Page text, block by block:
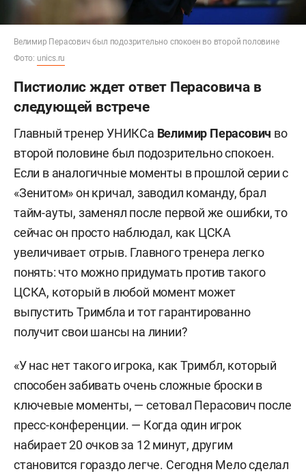
Велимир Перасович был подозрительно спокоен во второй половине
Фото: unics.ru
Пистиолис ждет ответ Перасовича в
следующей встрече
Главный тренер УНИКСа Велимир Перасович во
второй половине был подозрительно спокоен.
Если в аналогичные моменты в прошлой серии с
«Зенитом» он кричал, заводил команду, брал
тайм-ауты, заменял после первой же ошибки, то
сейчас он просто наблюдал, как ЦСКА
увеличивает отрыв. Главного тренера легко
понять: что можно придумать против такого
ЦСКА, который в любой момент может
выпустить Тримбла и тот гарантированно
получит свои шансы на линии?
«У нас нет такого игрока, как Тримбл, который
способен забивать очень сложные броски в
ключевые моменты, — сетовал Перасович после
пресс-конференции. — Когда один игрок
набирает 20 очков за 12 минут, другим
становится гораздо легче. Сегодня Мело сделал